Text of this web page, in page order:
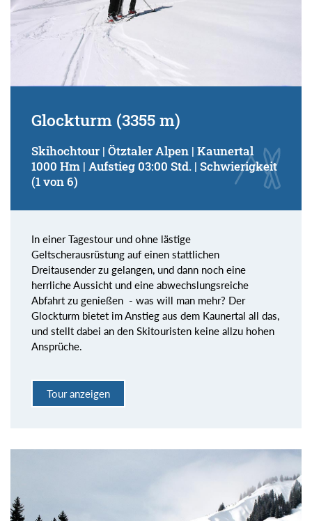
Glockturm (3355 m)
Skihochtour | Ötztaler Alpen | Kaunertal
1000 Hm | Aufstieg 03:00 Std. | Schwierigkeit
(1 von 6)
In einer Tagestour und ohne lästige
Geltscherausrüstung auf einen stattlichen
Dreitausender zu gelangen, und dann noch eine
herrliche Aussicht und eine abwechslungsreiche
Abfahrt zu genießen - was will man mehr? Der
Glockturm bietet im Anstieg aus dem Kaunertal all das,
und stellt dabei an den Skitouristen keine allzu hohen
Ansprüche.
Tour anzeigen